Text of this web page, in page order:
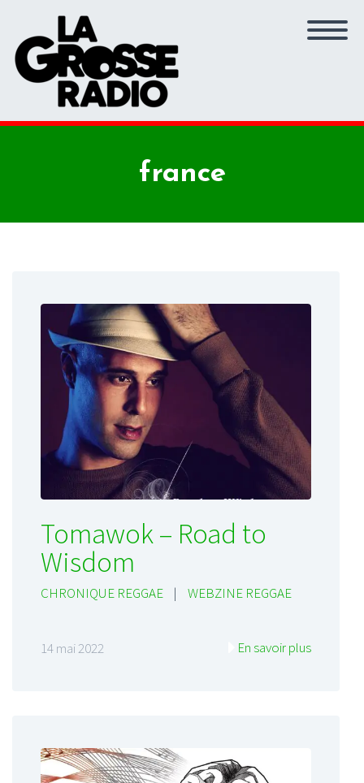
france
Tomawok – Road to
Wisdom
CHRONIQUE REGGAE | WEBZINE REGGAE
14 mai 2022 En savoir plus